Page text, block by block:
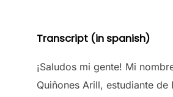
Transcript (in spanish)
¡Saludos mi gente! Mi
Quiñones Arill, estudiante de